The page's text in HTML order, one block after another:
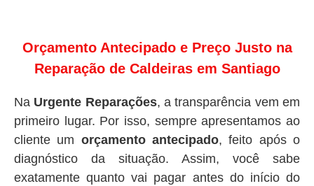
Orçamento Antecipado e Preço Justo na
Reparação de Caldeiras em Santiago
Na Urgente Reparações, a transparência vem em
primeiro lugar. Por isso, sempre apresentamos ao
cliente um orçamento antecipado, feito após o
diagnóstico da situação. Assim, você sabe
exatamente quanto vai pagar antes do início do